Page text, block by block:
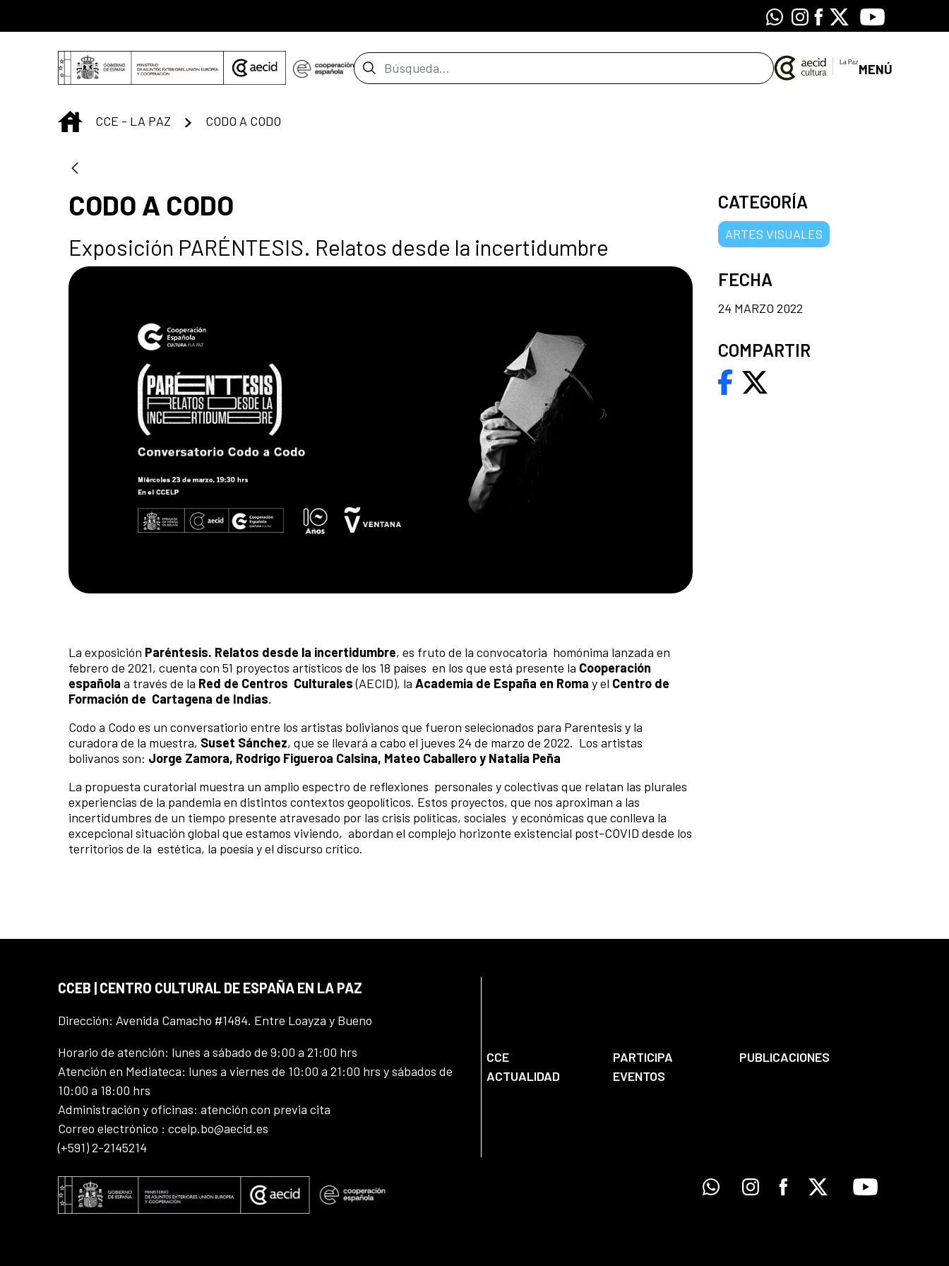
WhatsappInstagram
Facebook
X Youtube
Barra de búsqueda MENÚ
INICIO
CCE - LA PAZ CODO A CODO
CODO A CODO
Exposición PARÉNTESIS. Relatos desde la incertidumbre
La exposición Paréntesis. Relatos desde la incertidumbre, es fruto de la convocatoria homónima lanzada en
febrero de 2021, cuenta con 51 proyectos artísticos de los 18 países en los que está presente la Cooperación
española a través de la Red de Centros Culturales(AECID), la Academia de España en Roma y el Centro de
Formación de Cartagena de Indias.
Codo a Codo es un conversatiorio entre los artistas bolivianos que fueron selecionados para Parentesis y la
curadora de la muestra, Suset Sánchez, que se llevará a cabo el jueves 24 de marzo de 2022. Los artistas
bolivanos son: Jorge Zamora, Rodrigo Figueroa Calsina, Mateo Caballero y Natalia Peña
La propuesta curatorial muestra un amplio espectro de reflexiones personales y colectivas que relatan las plurales
experiencias de la pandemia en distintos contextos geopolíticos. Estos proyectos, que nos aproximan a las
incertidumbres de un tiempo presente atravesado por las crisis políticas, sociales y económicas que conlleva la
excepcional situación global que estamos viviendo, abordan el complejo horizonte existencial post-COVID desde los
territorios de la estética, la poesía y el discurso crítico.
CATEGORÍA
ARTES VISUALES
FECHA
24 MARZO 2022
COMPARTIR
CCEB | CENTRO CULTURAL DE ESPAÑA EN LA PAZ
Dirección: Avenida Camacho #1484. Entre Loayza y Bueno
Horario de atención: lunes a sábado de 9:00 a 21:00 hrs
Atención en Mediateca: lunes a viernes de 10:00 a 21:00 hrs y sábados de
10:00 a 18:00 hrs
Administración y oficinas: atención con previa cita
Correo electrónico : ccelp.bo@aecid.es
(+591) 2-2145214
CCE PARTICIPA
PUBLICACIONES
ACTUALIDAD
EVENTOS
WhatsappInstagramFacebook
X Youtube